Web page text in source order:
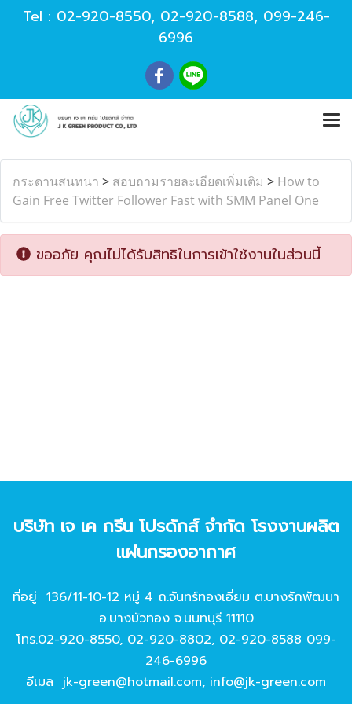
Tel : 02-920-8550, 02-920-8588, 099-246-
6996
กระดานสนทนา > สอบถามรายละเอียดเพิ่มเติม > How to
Gain Free Twitter Follower Fast with SMM Panel One
ขออภัย คุณไม่ได้รับสิทธิในการเข้าใช้งานในส่วนนี้
บริษัท เจ เค กรีน โปรดักส์ จํากัด โรงงานผลิต
แผ่นกรองอากาศ
ที่อยู่ 136/11-10-12 หมู่ 4 ถ.จันทร์ทองเอี่ยม ต.บางรักพัฒนา
อ.บางบัวทอง จ.นนทบุรี 11110
โทร.02-920-8550, 02-920-8802, 02-920-8588 099-
246-6996
อีเมล jk-green@hotmail.com, info@jk-green.com